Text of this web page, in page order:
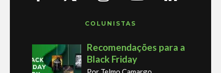
COLUNISTAS
Recomendações para a
Black Friday